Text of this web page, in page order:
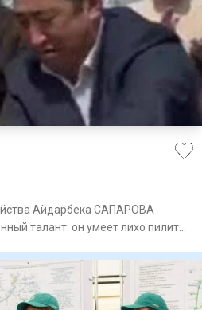
Айдарбека САПАРОВА
талант: он умеет лихо пилить